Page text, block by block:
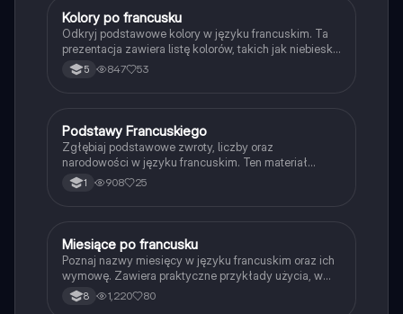
Język francuski
Kolory po francusku
Odkryj podstawowe kolory w języku francuskim. Ta
prezentacja zawiera listę kolorów, takich jak niebieski,
pomarańczowy, żółty i wiele innych, wraz z ich
tłumaczeniami na język polski. Idealne dla uczniów
5 847 53
Język francuski
Podstawy Francuskiego
Zgłębiaj podstawowe zwroty, liczby oraz
narodowości w języku francuskim. Ten materiał
obejmuje powitania, pytania o wiek, oraz zasady
dotyczące rodzajów gramatycznych. Idealne dla
1 908 25
Język francuski
Miesiące po francusku
Poznaj nazwy miesięcy w języku francuskim oraz ich
wymowę. Zawiera praktyczne przykłady użycia, w
tym jak mówić o dacie urodzin. Idealne dla uczniów
uczących się francuskiego. Typ: podsumowanie.
8 1,220 80